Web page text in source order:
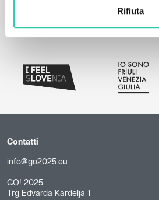
Rifiuta
Contatti
info@go2025.eu
GO! 2025
Trg Edvarda Kardelja 1